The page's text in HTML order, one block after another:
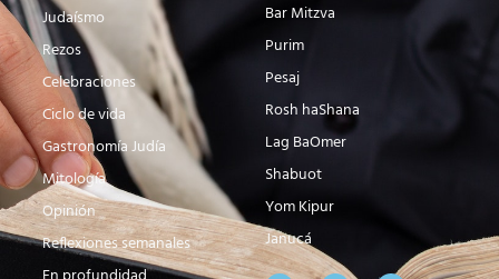
Judaísmo
Rezos
Celebraciones
Ciclo de vida
Gastronomía Judía
Mitología
Opinión
Reflexiones semanales
Bar Mitzva
Purim
Pesaj
Rosh haShana
Lag BaOmer
Shabuot
Yom Kipur
Janucá